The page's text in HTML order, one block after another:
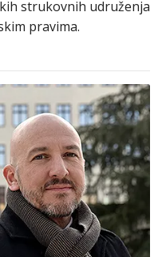
strukovnih udruženja
pravima.